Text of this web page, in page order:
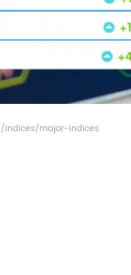
indices/major-indices